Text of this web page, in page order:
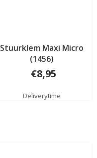
Stuurklem Maxi Micro
(1456)
€8,95
Deliverytime